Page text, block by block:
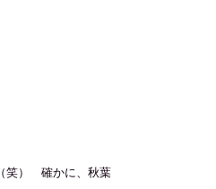
笑） 確かに、秋葉